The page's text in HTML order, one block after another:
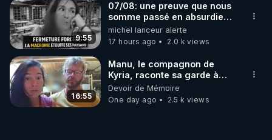
9:55
07/08: une preuve que nous
somme passé en absurdie
une dictature qui veut faire
taire ses opposant !
michel lanceur alerte
17 hours ago
2.0 k views
16:55
Manu, le compagnon de
Kyria, raconte sa garde à
vue musclée. PARTAGEZ!
Devoir de Mémoire
One day ago
2.5 k views